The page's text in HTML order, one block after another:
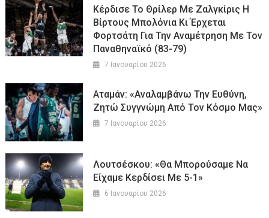
Κέρδισε Το Θρίλερ Με Ζαλγκίρις Η
Βίρτους Μπολόνια Κι Έρχεται
Φορτσάτη Για Την Αναμέτρηση Με Τον
Παναθηναϊκό (83-79)
7 Ιανουαρίου 2026
Αταμάν: «Αναλαμβάνω Την Ευθύνη,
Ζητώ Συγγνώμη Από Τον Κόσμο Μας»
7 Ιανουαρίου 2026
Λουτσέσκου: «Θα Μπορούσαμε Να
Είχαμε Κερδίσει Με 5-1»
6 Ιανουαρίου 2026